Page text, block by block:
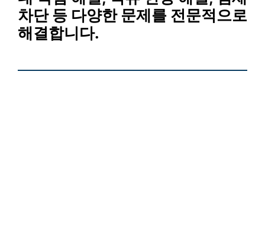
차단등 다양한 문제를 전문적으로
해결합니다.